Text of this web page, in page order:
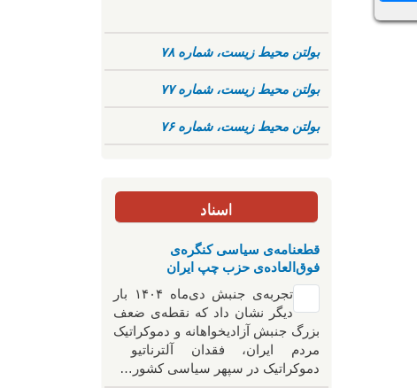
بولتن محیط زیست، شماره ۷۸
بولتن محیط زیست، شماره ۷۷
بولتن محیط زیست، شماره ۷۶
اسناد
قطعنامه‌ی سیاسی کنگره‌ی
فوق‌العاده‌ی حزب چپ ایران
تجربه‌ی جنبش دی‌ماه ۱۴۰۴ بار
دیگر نشان داد که نقطه‌ی ضعف
بزرگ جنبش آزادیخواهانه و دموکراتیک
مردم ایران، فقدان آلترناتیو
دموکراتیک در سپهر سیاسی کشور…